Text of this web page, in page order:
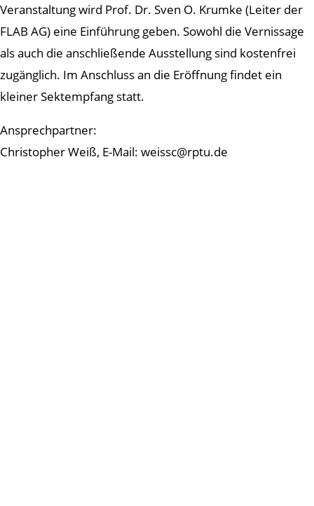
Veranstaltung wird Prof. Dr. Sven O. Krumke (Leiter der
FLAB AG) eine Einführung geben. Sowohl die Vernissage
als auch die anschließende Ausstellung sind kostenfrei
zugänglich. Im Anschluss an die Eröffnung findet ein
kleiner Sektempfang statt.
Ansprechpartner:
Christopher Weiß, E-Mail: weissc@rptu.de